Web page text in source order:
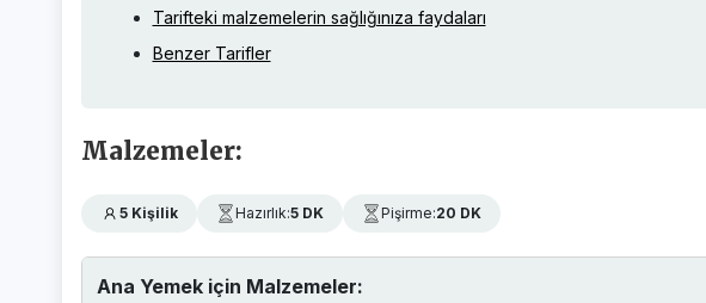
Tarifteki malzemelerin sağlığınıza faydaları
Benzer Tarifler
Malzemeler:
5 Kişilik Hazırlık:5 DK Pişirme:20 DK
Ana Yemek için Malzemeler: